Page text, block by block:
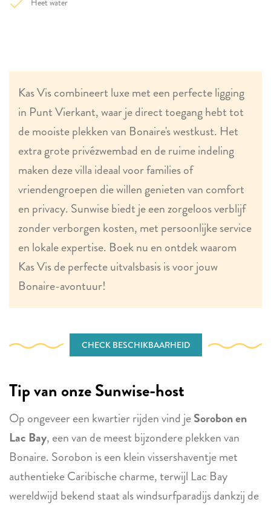
Heet water
Kas Vis combineert luxe met een perfecte ligging
in Punt Vierkant, waar je direct toegang hebt tot
de mooiste plekken van Bonaire's westkust. Het
extra grote privézwembad en de ruime indeling
maken deze villa ideaal voor families of
vriendengroepen die willen genieten van comfort
en privacy. Sunwise biedt je een zorgeloos verblijf
zonder verborgen kosten, met persoonlijke service
en lokale expertise. Boek nu en ontdek waarom
Kas Vis de perfecte uitvalsbasis is voor jouw
Bonaire-avontuur!
CHECK BESCHIKBAARHEID
Tip van onze Sunwise-host
Op ongeveer een kwartier rijden vind jeSorobon en
Lac Bay, een van de meest bijzondere plekken van
Bonaire. Sorobon is een klein vissershaventje met
authentieke Caribische charme, terwijl Lac Bay
wereldwijd bekend staat als windsurfparadijs dankzij de